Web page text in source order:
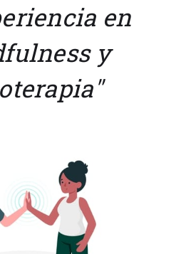
en
y